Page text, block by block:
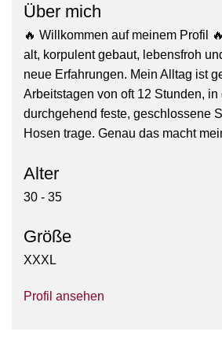
Über mich
🔥 Willkommen auf meinem Profil
alt, korpulent gebaut, lebensfroh
neue Erfahrungen. Mein Alltag ist
Arbeitstagen von oft 12 Stunden, in
durchgehend feste, geschlossene
Hosen trage. Genau das macht
Alter
30 - 35
Größe
XXXL
Profil ansehen